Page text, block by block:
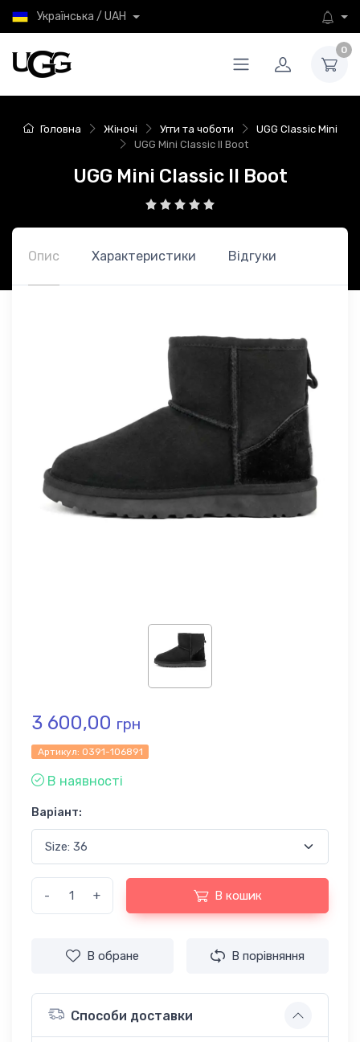
Українська / UAH
0
Головна Жіночі Угги та чоботи
UGG Classic Mini
UGG Mini Classic II Boot
UGG Mini Classic II Boot
Опис Характеристики Відгуки
3 600,00 грн
Артикул: 0391-106891
В наявності
Варіант:
- + В кошик
В обране В порівняння
Способи доставки